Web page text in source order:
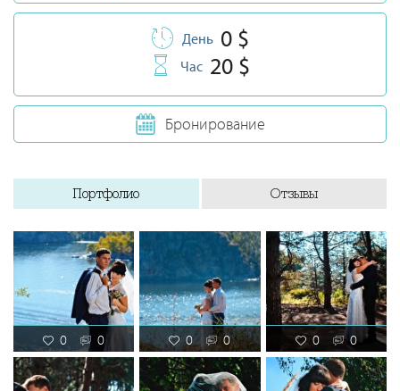
День 0 $
Час 20 $
Бронирование
Портфолио Отзывы
0 0 0 0 0 0